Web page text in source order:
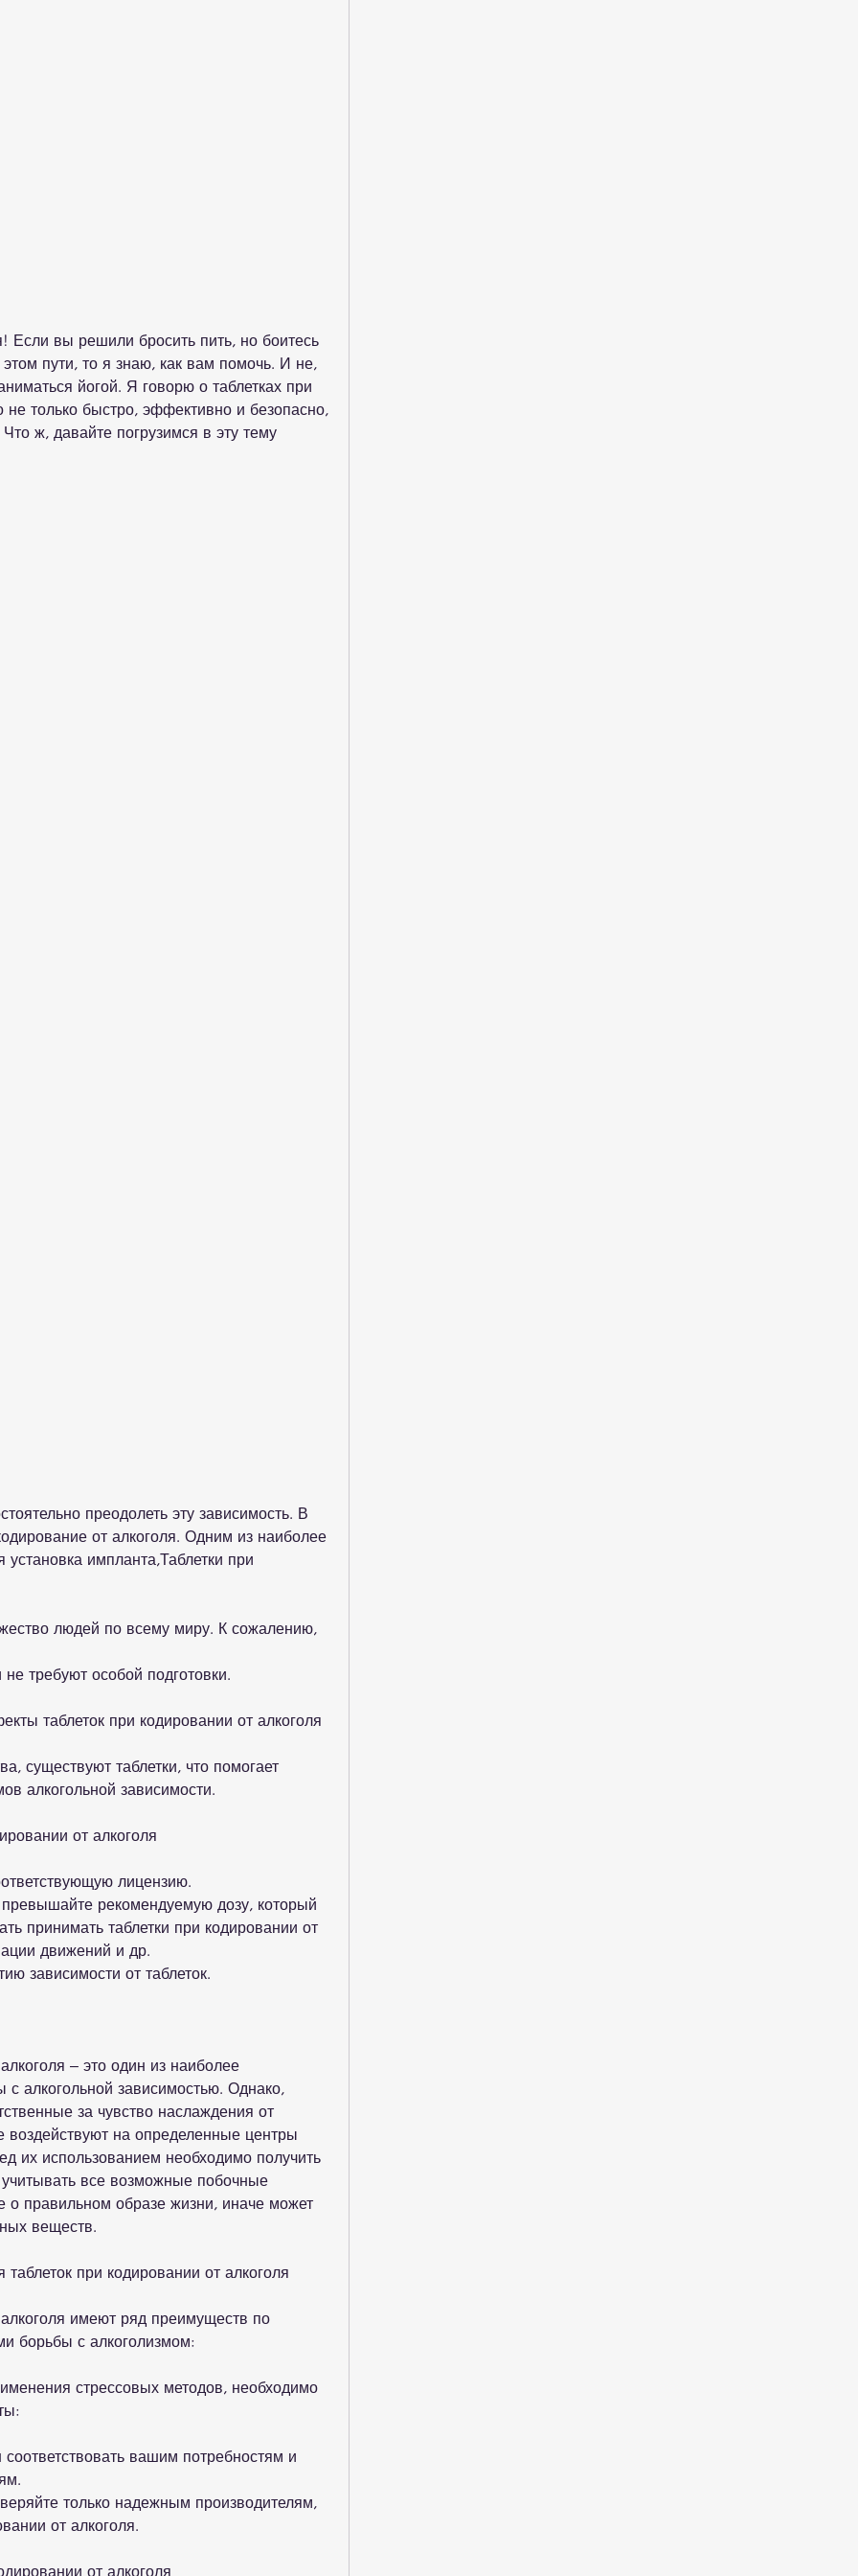
Если вы решили бросить пить, но боитесь
пути, то я знаю, как вам помочь. И не,
йогой. Я говорю о таблетках при
не только быстро, эффективно и безопасно,
ж, давайте погрузимся в эту тему
от алкоголя. Одним из наиболее
импланта,Таблетки при
людей по всему миру. К сожалению,
требуют особой подготовки.
таблеток при кодировании от алкоголя
существуют таблетки, что помогает
алкогольной зависимости.
от алкоголя
лицензию.
рекомендуемую дозу, который
принимать таблетки при кодировании от
движений и др.
зависимости от таблеток.
– это один из наиболее
алкогольной зависимостью. Однако,
за чувство наслаждения от
воздействуют на определенные центры
их использованием необходимо получить
все возможные побочные
правильном образе жизни, иначе может
веществ.
при кодировании от алкоголя
имеют ряд преимуществ по
борьбы с алкоголизмом:
стрессовых методов, необходимо
вашим потребностям и
только надежным производителям,
от алкоголя.
от алкоголя